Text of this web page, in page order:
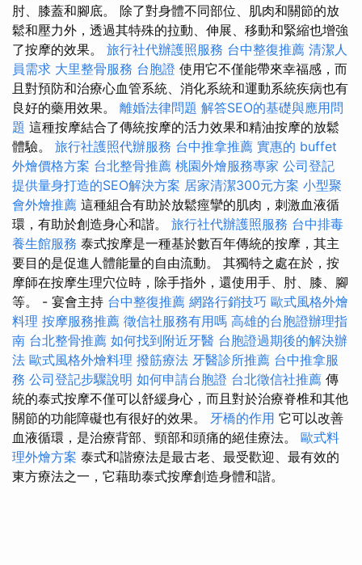
肘、膝蓋和腳底。 除了對身體不同部位、肌肉和關節的放
鬆和壓力外，透過其特殊的拉動、伸展、移動和緊縮也增強
了按摩的效果。 旅行社代辦護照服務 台中整復推薦 清潔人
員需求 大里整骨服務 台胞證 使用它不僅能帶來幸福感，而
且對預防和治療心血管系統、消化系統和運動系統疾病也有
良好的藥用效果。 離婚法律問題 解答SEO的基礎與應用問
題 這種按摩結合了傳統按摩的活力效果和精油按摩的放鬆
體驗。 旅行社護照代辦服務 台中推拿推薦 實惠的 buffet
外燴價格方案 台北整骨推薦 桃園外燴服務專家 公司登記
提供量身打造的SEO解決方案 居家清潔300元方案 小型聚
會外燴推薦 這種組合有助於放鬆痙攣的肌肉，刺激血液循
環，有助於創造身心和諧。 旅行社代辦護照服務 台中排毒
養生館服務 泰式按摩是一種基於數百年傳統的按摩，其主
要目的是促進人體能量的自由流動。 其獨特之處在於，按
摩師在按摩生理穴位時，除手指外，還使用手、肘、膝、腳
等。 - 宴會主持 台中整復推薦 網路行銷技巧 歐式風格外燴
料理 按摩服務推薦 徵信社服務有用嗎 高雄的台胞證辦理指
南 台北整骨推薦 如何找到附近牙醫 台胞證過期後的解決辦
法 歐式風格外燴料理 撥筋療法 牙醫診所推薦 台中推拿服
務 公司登記步驟說明 如何申請台胞證 台北徵信社推薦 傳
統的泰式按摩不僅可以舒緩身心，而且對於治療脊椎和其他
關節的功能障礙也有很好的效果。 牙橋的作用 它可以改善
血液循環，是治療背部、頸部和頭痛的絕佳療法。 歐式料
理外燴方案 泰式和諧療法是最古老、最受歡迎、最有效的
東方療法之一，它藉助泰式按摩創造身體和諧。